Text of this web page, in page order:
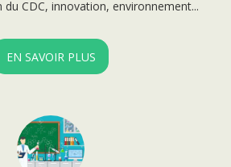
CDC, innovation, environnement...
EN SAVOIR PLUS